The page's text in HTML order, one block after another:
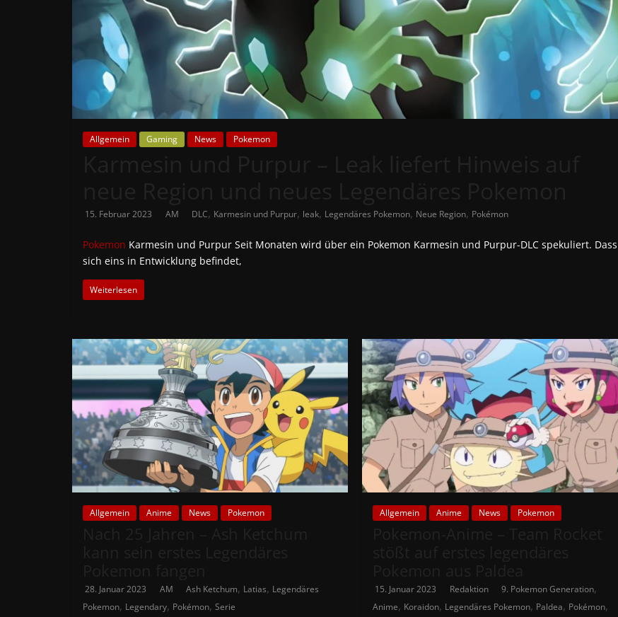
News
Auf
Phanimenal
findest
du
die
aktuellsten
Japan
Deutschland
Allgemein Gaming News Pokemon
15. Februar 2023 AM DLC, Karmesin und Purpur, leak, Legendäres Pokemon, Neue Region, Pokémon
Pokemon Karmesin und Purpur Seit Monaten wird über ein Pokemon Karmesin und Purpur-DLC spekuliert. Dass
sich eins in Entwicklung befindet,
Weiterlesen
Allgemein Anime News Pokemon
28. Januar 2023 AM Ash Ketchum, Latias, Legendäres
Pokemon, Legendary, Pokémon, Serie
Allgemein Anime News Pokemon
15. Januar 2023 Redaktion 9. Pokemon Generation,
Anime, Koraidon, Legendäres Pokemon, Paldea, Pokémon,